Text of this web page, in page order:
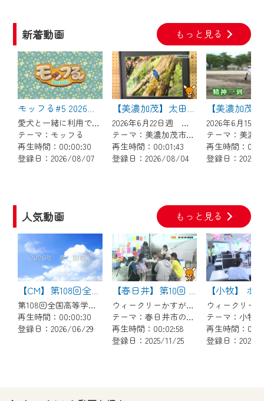
新着動画 もっと見る
モッフる#5 2026年8月16日～放送！
愛犬と一緒に利用できるエリア内外の「ドッグラン」や「ドッグカフェ」、猫にふれあうことのできる「猫カフェ」などペットと楽しめる施設情報をお届けします。 【放送日時】 （月・水）19:00～ （火・木）6:30～ （土）18:00～ （日）9:00～
テーマ：モッフる
再生時間：00:00:30
登録日：2026/08/07
【美濃加茂】太田宿野鳥写真展
2026年6月22日週 ウィークリーみのかもにて放送
テーマ：美濃加茂市のトピックス
再生時間：00:01:43
登録日：2026/08/04
再生時間：
登録日：
人気動画 もっと見る
【CM】第108回全国高等学校野球選手権 地方大会
第108回全国高等学校野球選手権 地方大会のCMです
再生時間：00:00:30
登録日：2026/06/29
【春日井】第10回 勝川藝術祭
ウィークリーかすがい 2025年11月15日～11月21日放送
テーマ：春日井市のトピックス
再生時間：00:02:58
登録日：2025/11/25
再生時間：
登録日：2025/
何卒、ご理解ご了承の程よろしくお願い
いたします。
※マイページへのログインには、MyIDが必
要となります。
※MyIDとは、CCNet Web TVを含むCCNetの
各種サービスをご利用頂くためのIDです。
IDはお客様が使っているメールアドレス
で設定できます。
（GmailやYahooなどのフリーメールアドレ
※CCNetアプリをご利用中の方は引き続き
ご視聴いただけます。
＜メンテナンス情報＞
CCNetWebTVのリニューアルにともないメ
ンテナンス作業を予定しています。
日時 9/24 9:30～16:30